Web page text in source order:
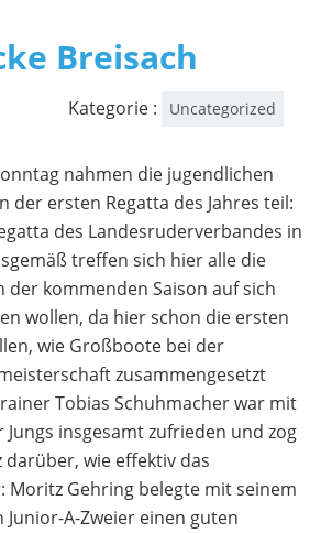
Breisach
Kategorie : Uncategorized
nahmen die jugendlichen
der ersten Regatta des Jahres teil:
des Landesruderverbandes in
treffen sich hier alle die
der kommenden Saison auf sich
wollen, da hier schon die ersten
wie Großboote bei der
zusammengesetzt
Tobias Schuhmacher war mit
insgesamt zufrieden und zog
darüber, wie effektiv das
Moritz Gehring belegte mit seinem
A-Zweier einen guten